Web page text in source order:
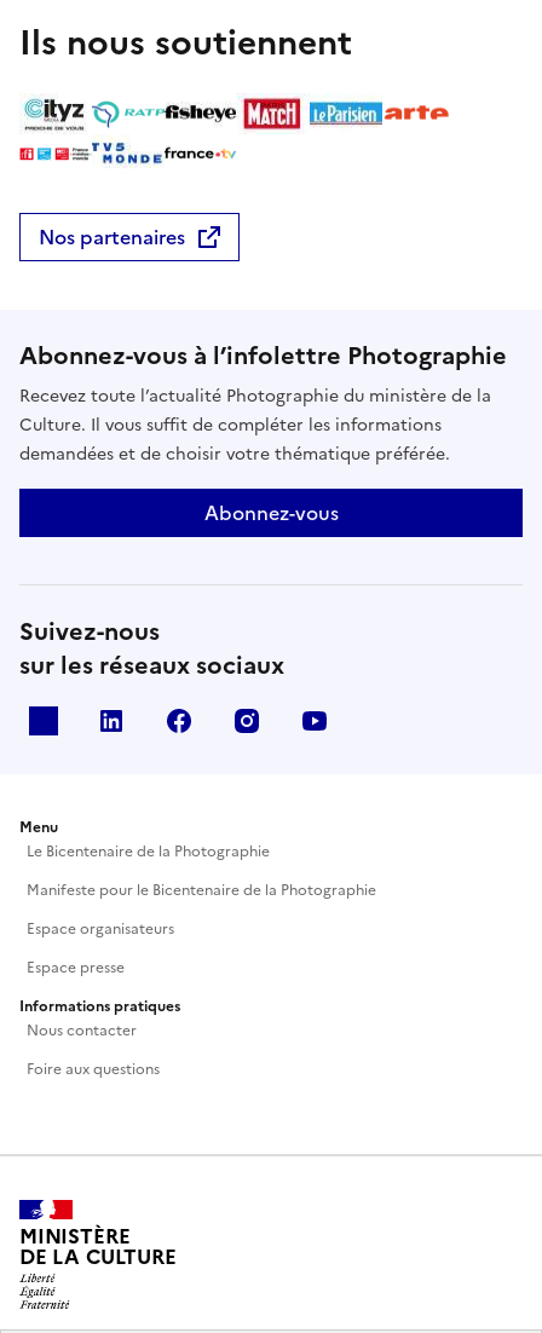
Ils nous soutiennent
Nos partenaires
Abonnez-vous à l’infolettre Photographie
Recevez toute l’actualité Photographie du ministère de la
Culture. Il vous suffit de compléter les informations
demandées et de choisir votre thématique préférée.
Abonnez-vous
Suivez-nous
sur les réseaux sociaux
Linkedin Facebook Instagram
Menu
Le Bicentenaire de la Photographie
Manifeste pour le Bicentenaire de la Photographie
Espace organisateurs
Espace presse
Informations pratiques
Nous contacter
Foire aux questions
MINISTÈRE
DE LA CULTURE